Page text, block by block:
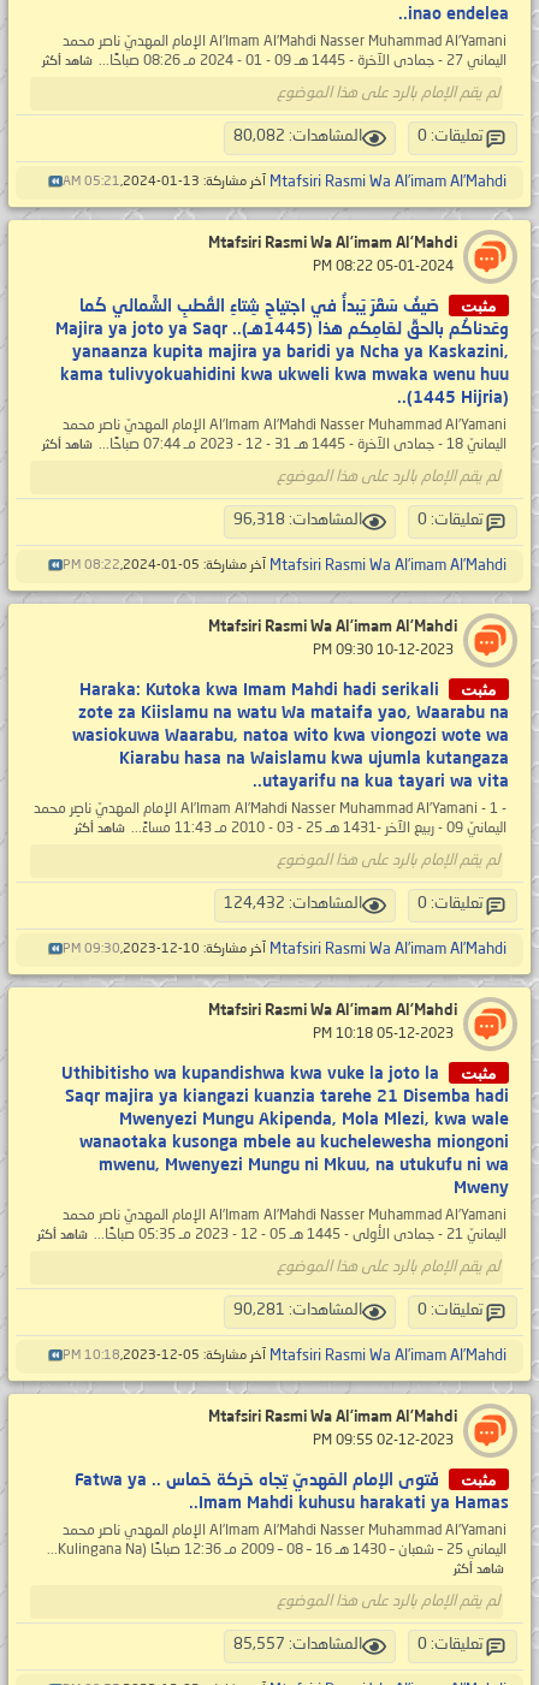
inao endelea..
Al’Imam Al’Mahdi Nasser Muhammad Al’Yamani الإمام المهديّ ناصر محمد
اليماني 27 - جمادى الآخرة - 1445 هـ 09 - 01 - 2024 مـ 08:26 صباحًا...
شاهد أكثر
لم يقم الإمام بالرد على هذا الموضوع
تعليقات: 0 المشاهدات: 80,082
Mtafsiri Rasmi Wa Al’imam Al’Mahdi آخر مشاركة: 13-01-2024, 05:21 AM
Mtafsiri Rasmi Wa Al’imam Al’Mahdi
مثبت
صَيفُ سَقَرَ يَبدأُ في اجتياحِ شِتاءِ القُطبِ الشَّمالي كَما
وعَدناكُم بالحقِّ لعَامِكم هذا (1445هـ).. Majira ya joto ya Saqr
yanaanza kupita majira ya baridi ya Ncha ya Kaskazini,
kama tulivyokuahidini kwa ukweli kwa mwaka wenu huu
(1445 Hijria)..
Al’Imam Al’Mahdi Nasser Muhammad Al’Yamani الإمام المهديّ ناصر محمد
اليمانيّ 18 - جمادى الآخرة - 1445 هـ 31 - 12 - 2023 مـ 07:44 صباحًا...
شاهد أكثر
لم يقم الإمام بالرد على هذا الموضوع
تعليقات: 0 المشاهدات: 96,318
Mtafsiri Rasmi Wa Al’imam Al’Mahdi آخر مشاركة: 05-01-2024, 08:22 PM
Mtafsiri Rasmi Wa Al’imam Al’Mahdi
مثبت
Haraka: Kutoka kwa Imam Mahdi hadi serikali
zote za Kiislamu na watu Wa mataifa yao, Waarabu na
wasiokuwa Waarabu, natoa wito kwa viongozi wote wa
Kiarabu hasa na Waislamu kwa ujumla kutangaza
utayarifu na kua tayari wa vita..
- 1 - Al’Imam Al’Mahdi Nasser Muhammad Al’Yamani الإمام المهديّ ناصِر محمد
اليمانيّ 09 - ربيع الآخر -1431 هـ 25 - 03 - 2010 مـ 11:43 مساءً...
شاهد أكثر
لم يقم الإمام بالرد على هذا الموضوع
تعليقات: 0 المشاهدات: 124,432
Mtafsiri Rasmi Wa Al’imam Al’Mahdi آخر مشاركة: 10-12-2023, 09:30 PM
Mtafsiri Rasmi Wa Al’imam Al’Mahdi
مثبت
Uthibitisho wa kupandishwa kwa vuke la joto la
Saqr majira ya kiangazi kuanzia tarehe 21 Disemba hadi
Mwenyezi Mungu Akipenda, Mola Mlezi, kwa wale
wanaotaka kusonga mbele au kuchelewesha miongoni
mwenu, Mwenyezi Mungu ni Mkuu, na utukufu ni wa
Mweny
Al’Imam Al’Mahdi Nasser Muhammad Al’Yamani الإمام المهديّ ناصر محمد
اليمانيّ 21 - جمادى الأولى - 1445 هـ 05 - 12 - 2023 مـ 05:35 صباحًا...
شاهد أكثر
لم يقم الإمام بالرد على هذا الموضوع
تعليقات: 0 المشاهدات: 90,281
Mtafsiri Rasmi Wa Al’imam Al’Mahdi آخر مشاركة: 05-12-2023, 10:18 PM
Mtafsiri Rasmi Wa Al’imam Al’Mahdi
مثبت
فَتوى الإمام المَهديّ تِجاه حَركة حَماس .. Fatwa ya
Imam Mahdi kuhusu harakati ya Hamas..
Al’Imam Al’Mahdi Nasser Muhammad Al’Yamani الإمام المهدي ناصر محمد
اليماني 25 – شعبان – 1430 هـ 16 – 08 – 2009 مـ 12:36 صباحًا (Kulingana Na...
شاهد أكثر
لم يقم الإمام بالرد على هذا الموضوع
تعليقات: 0 المشاهدات: 85,557